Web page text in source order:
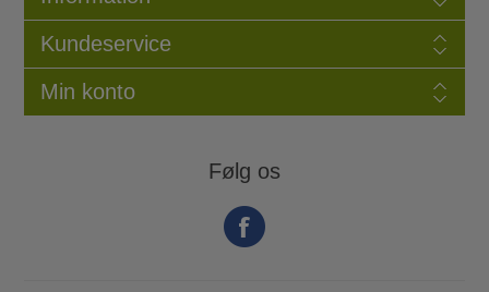
Kundeservice
Min konto
Følg os